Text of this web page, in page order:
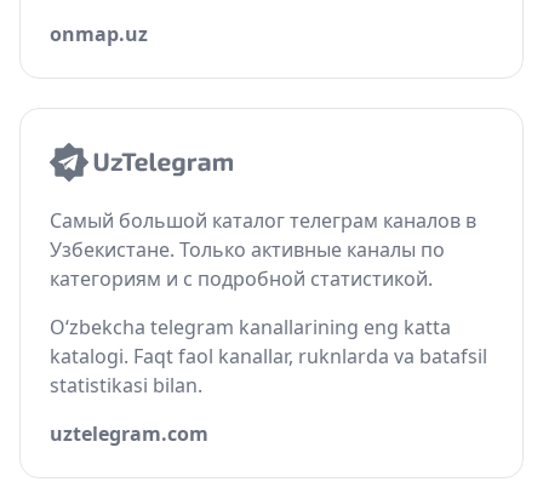
onmap.uz
Самый большой каталог телеграм каналов в
Узбекистане. Только активные каналы по
категориям и с подробной статистикой.
O‘zbekcha telegram kanallarining eng katta
katalogi. Faqt faol kanallar, ruknlarda va batafsil
statistikasi bilan.
uztelegram.com